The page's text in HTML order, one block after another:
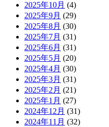
2025年10月 (4)
2025年9月 (29)
2025年8月 (30)
2025年7月 (31)
2025年6月 (31)
2025年5月 (20)
2025年4月 (30)
2025年3月 (31)
2025年2月 (21)
2025年1月 (27)
2024年12月 (31)
2024年11月 (32)